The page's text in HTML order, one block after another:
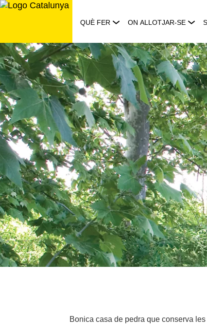
Saltar
QUÈ FER ON ALLOTJAR-SE
Bonica casa de pedra que conserva